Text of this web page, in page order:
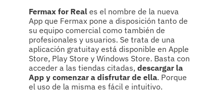
Fermax for Real es el nombre de la nueva
App que Fermax pone a disposición tanto de
su equipo comercial como también de
profesionales y usuarios. Se trata de una
aplicación gratuitay está disponible en Apple
Store, Play Store y Windows Store. Basta con
acceder a las tiendas citadas, descargar la
App y comenzar a disfrutar de ella. Porque
el uso de la misma es fácil e intuitivo.